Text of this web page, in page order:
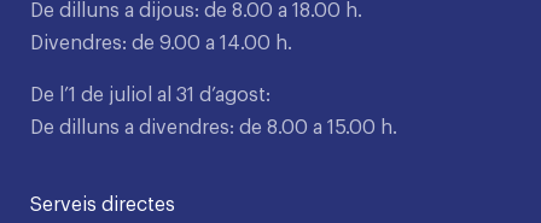
De dilluns a dijous: de 8.00 a 18.00 h.
Divendres: de 9.00 a 14.00 h.
De l’1 de juliol al 31 d’agost:
De dilluns a divendres: de 8.00 a 15.00 h.
Serveis directes